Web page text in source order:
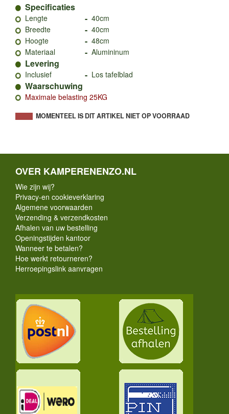
Specificaties
Lengte - 40cm
Breedte
- 40cm
Hoogte
- 48cm
Materiaal
- Alumininum
Levering
Inclusief - Los tafelblad
Waarschuwing
Maximale belasting 25KG
MOMENTEEL IS DIT ARTIKEL NIET OP VOORRAAD
OVER KAMPERENENZO.NL
Wie zijn wij?
Privacy-en cookieverklaring
Algemene voorwaarden
Verzending & verzendkosten
Afhalen van uw bestelling
Openingstijden kantoor
Wanneer te betalen?
Hoe werkt retourneren?
Herroepingslink aanvragen